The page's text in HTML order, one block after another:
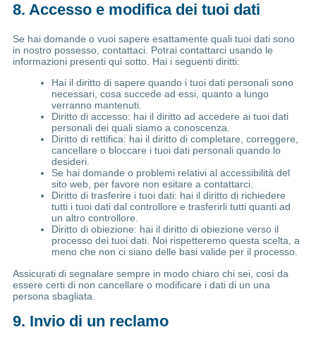
8. Accesso e modifica dei tuoi dati
Se hai domande o vuoi sapere esattamente quali tuoi dati sono
in nostro possesso, contattaci. Potrai contattarci usando le
informazioni presenti qui sotto. Hai i seguenti diritti:
Hai il diritto di sapere quando i tuoi dati personali sono
necessari, cosa succede ad essi, quanto a lungo
verranno mantenuti.
Diritto di accesso: hai il diritto ad accedere ai tuoi dati
personali dei quali siamo a conoscenza.
Diritto di rettifica: hai il diritto di completare, correggere,
cancellare o bloccare i tuoi dati personali quando lo
desideri.
Se hai domande o problemi relativi al accessibilità del
sito web, per favore non esitare a contattarci.
Diritto di trasferire i tuoi dati: hai il diritto di richiedere
tutti i tuoi dati dal controllore e trasferirli tutti quanti ad
un altro controllore.
Diritto di obiezione: hai il diritto di obiezione verso il
processo dei tuoi dati. Noi rispetteremo questa scelta, a
meno che non ci siano delle basi valide per il processo.
Assicurati di segnalare sempre in modo chiaro chi sei, così da
essere certi di non cancellare o modificare i dati di un una
persona sbagliata.
9. Invio di un reclamo